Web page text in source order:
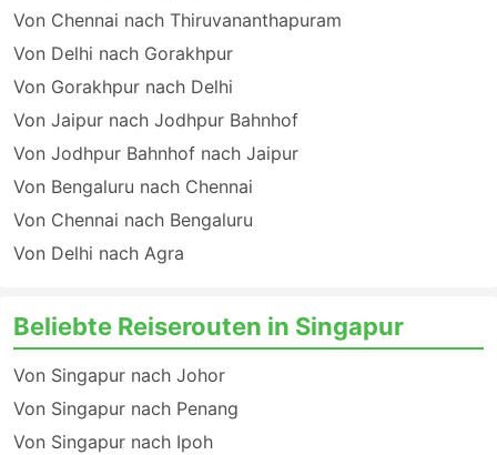
Von Chennai nach Thiruvananthapuram
Von Delhi nach Gorakhpur
Von Gorakhpur nach Delhi
Von Jaipur nach Jodhpur Bahnhof
Von Jodhpur Bahnhof nach Jaipur
Von Bengaluru nach Chennai
Von Chennai nach Bengaluru
Von Delhi nach Agra
Beliebte Reiserouten in Singapur
Von Singapur nach Johor
Von Singapur nach Penang
Von Singapur nach Ipoh